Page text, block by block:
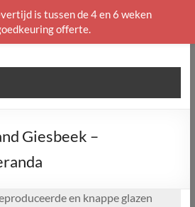
Giesbeek –
en knappe glazen
is tussen de 4 en 6 weken
offerte.